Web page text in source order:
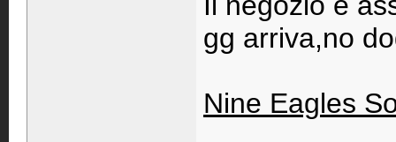
gg arriva,no
Nine Eagles